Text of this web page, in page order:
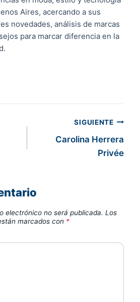
Aires, acercando a sus
novedades, análisis de marcas
para marcar diferencia en la
SIGUIENTE
Carolina Herrera
Privée
electrónico no será publicada. Los
marcados con *